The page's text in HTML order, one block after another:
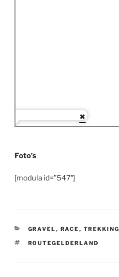
Foto’s
[modula id=”547″]
CATEGORIEËN
GRAVEL , RACE , TREKKING
TAGS
ROUTEGELDERLAND